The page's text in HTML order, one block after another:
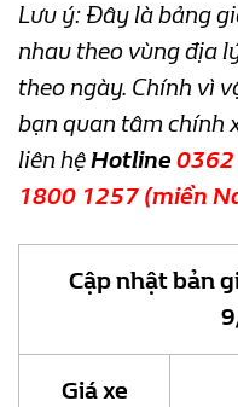
Lưu ý: Đây là bảng
nhau theo vùng địa
theo ngày. Chính vì
bạn quan tâm chính
liên hệHotline
1800 1257 (miền
Cập nhật bản
Giá xe